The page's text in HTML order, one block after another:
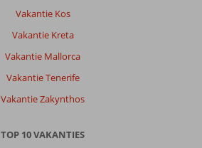
Vakantie Kos
Vakantie Kreta
Vakantie Mallorca
Vakantie Tenerife
Vakantie Zakynthos
TOP 10 VAKANTIES